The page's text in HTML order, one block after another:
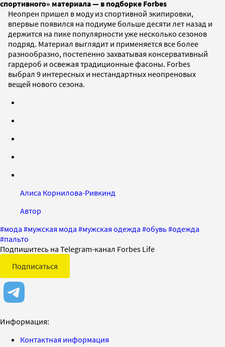
спортивного» материала — в подборке Forbes
Неопрен пришел в моду из спортивной экипировки,
впервые появился на подиуме больше десяти лет назад и
держится на пике популярности уже несколько сезонов
подряд. Материал выглядит и применяется все более
разнообразно, постепенно захватывая консервативный
гардероб и освежая традиционные фасоны. Forbes
выбрал 9 интересных и нестандартных неопреновых
вещей нового сезона.
Алиса Корнилова-Ривкинд
Автор
#мода #мужская мода #мужская одежда #обувь#одежда
#пальто
Подпишитесь на Telegram-канал Forbes Life
Подписаться
Информация:
Контактная информация